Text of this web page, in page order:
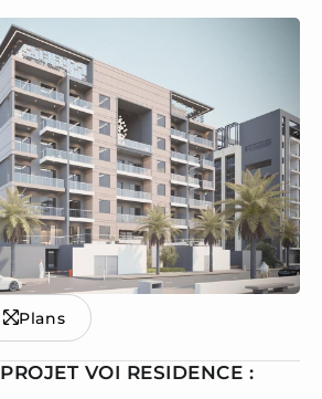
Plans
VOI RESIDENCE :